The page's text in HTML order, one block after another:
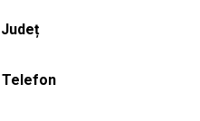
Județ
Telefon